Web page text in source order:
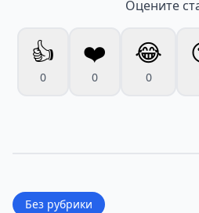
Оцените
👍
0
❤️
0
😂
0
Без рубрики